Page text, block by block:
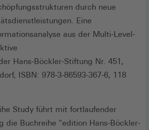
durch neue
Eine
aus der Multi-Level-
Hans-Böckler-Stiftung Nr. 451,
ISBN: 978-3-86593-367-6, 118
Study führt mit fortlaufender
die Buchreihe "edition Hans-Böckler-